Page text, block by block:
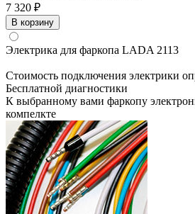
7 320 ₽
В корзину
Электрика для фаркопа LADA 2113
Стоимость подключения электрики
Бесплатной диагностики
К выбранному вами фаркопу
компелкте